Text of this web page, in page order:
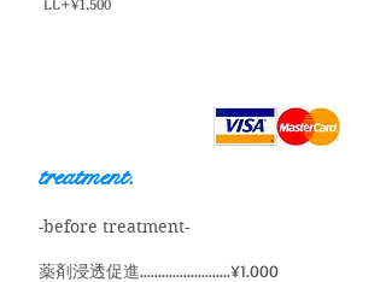
treatment.
-before treatment-
薬剤浸透促進.........................¥1.000
LL+¥1.500